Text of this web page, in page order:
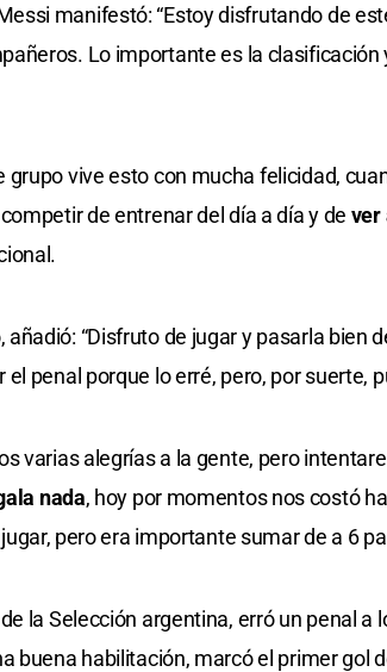
manifestó: “Estoy disfrutando de
Lo importante es la
grupo vive esto con mucha felicidad,
de entrenar del día a día y de ver
añadió: “Disfruto de jugar y pasarla bien
el penal porque lo erré, pero, por suerte,
varias alegrías a la gente, pero
nada, hoy por momentos nos costó
pero era importante sumar de a 6
la Selección argentina, erró un penal
buena habilitación, marcó el primer gol